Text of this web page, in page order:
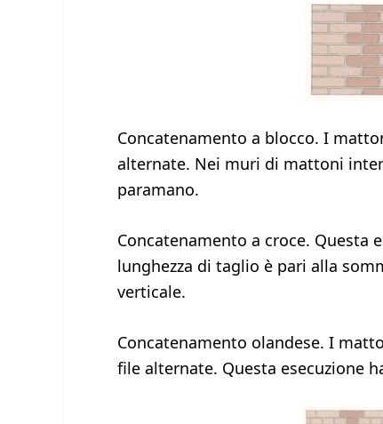
Concatenamento a blocco. I
alternate. Nei muri di mattoni
paramano.
Concatenamento a croce. Questa
lunghezza di taglio è pari alla
verticale.
Concatenamento olandese. I
file alternate. Questa esecuzione